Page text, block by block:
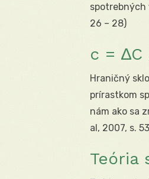
spotrebných
26 – 28)
c = ∆C
Hraničný
prírastkom
nám ako sa
al, 2007, s.
Teória